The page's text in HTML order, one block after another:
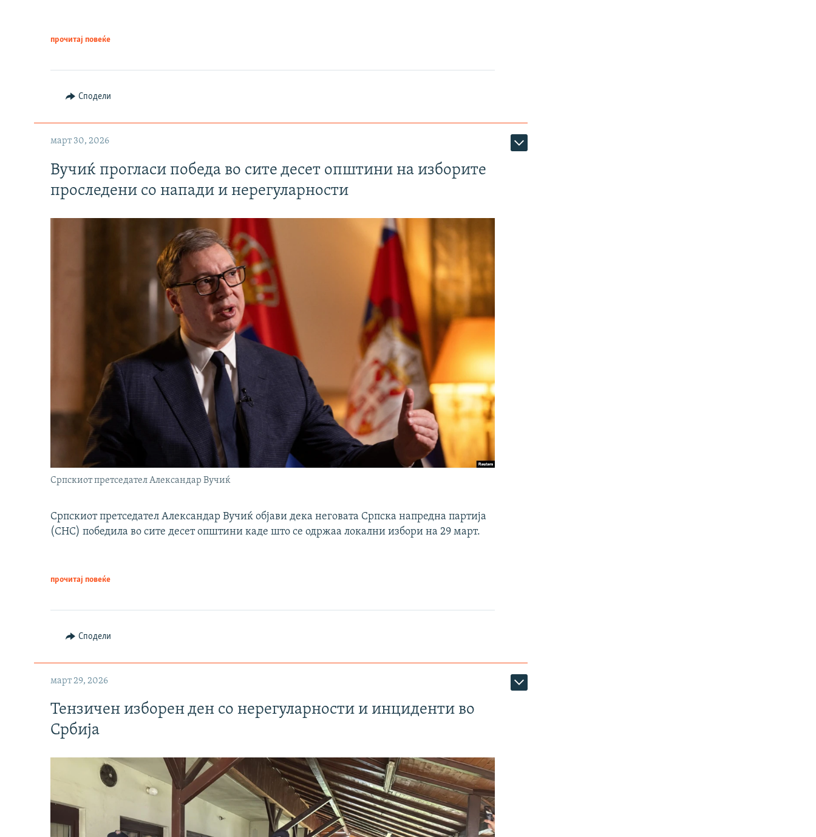
прочитај повеќе
Сподели
март 30, 2026
Вучиќ прогласи победа во сите десет општини на изборите
проследени со напади и нерегуларности
Српскиот претседател Александар Вучиќ
Српскиот претседател Александар Вучиќ објави дека неговата Српска напредна партија
(СНС) победила во сите десет општини каде што се одржаа локални избори на 29 март.
прочитај повеќе
Сподели
март 29, 2026
Тензичен изборен ден со нерегуларности и инциденти во
Србија